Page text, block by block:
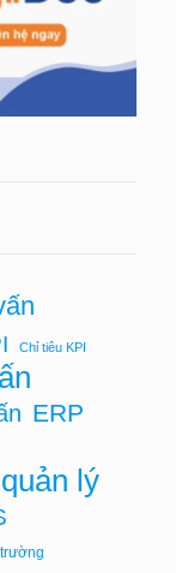
Chỉ tiêu KPI
ERP
lý